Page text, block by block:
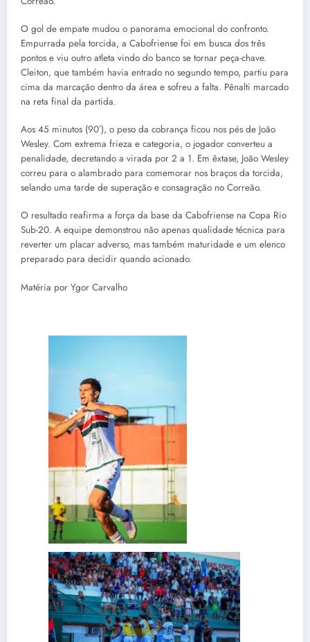
O gol de empate mudou o panorama emocional do confronto.
Empurrada pela torcida, a Cabofriense foi em busca dos três
pontos e viu outro atleta vindo do banco se tornar peça-chave.
Cleiton, que também havia entrado no segundo tempo, partiu para
cima da marcação dentro da área e sofreu a falta. Pênalti marcado
na reta final da partida.
Aos 45 minutos (90′), o peso da cobrança ficou nos pés de João
Wesley. Com extrema frieza e categoria, o jogador converteu a
penalidade, decretando a virada por 2 a 1. Em êxtase, João Wesley
correu para o alambrado para comemorar nos braços da torcida,
selando uma tarde de superação e consagração no Correão.
O resultado reafirma a força da base da Cabofriense na Copa Rio
Sub-20. A equipe demonstrou não apenas qualidade técnica para
reverter um placar adverso, mas também maturidade e um elenco
preparado para decidir quando acionado.
Matéria por Ygor Carvalho